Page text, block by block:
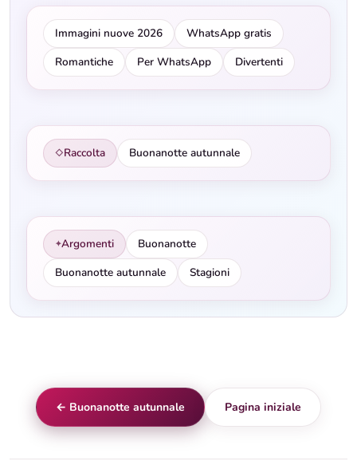
Immagini nuove 2026
WhatsApp gratis
Romantiche
Per WhatsApp Divertenti
◇Raccolta Buonanotte autunnale
✦Argomenti
Buonanotte
Buonanotte autunnale
Stagioni
← Buonanotte autunnale Pagina iniziale